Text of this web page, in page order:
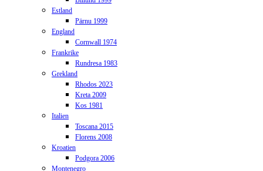
Estland
Pärnu 1999
England
Cornwall 1974
Frankrike
Rundresa 1983
Grekland
Rhodos 2023
Kreta 2009
Kos 1981
Italien
Toscana 2015
Florens 2008
Kroatien
Podgora 2006
Montenegro